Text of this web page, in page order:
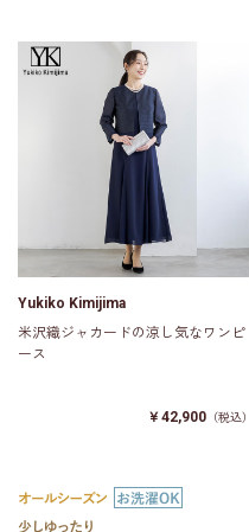
Yukiko Kimijima
米沢織ジャカードの涼し気なワンピ
ース
￥42,900 （税込）